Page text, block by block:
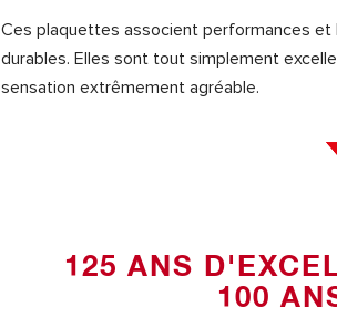
Ces plaquettes associent performances
durables. Elles sont tout simplement
sensation extrêmement agréable.
125 ANS
100